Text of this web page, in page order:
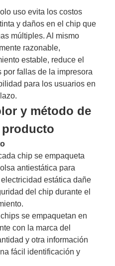
uso evita los costos
y daños en el chip que
múltiples. Al mismo
razonable,
estable, reduce el
fallas de la impresora
para los usuarios en
y método de
chip se empaqueta
antiestática para
estática dañe
del chip durante el
se empaquetan en
con la marca del
y otra información
fácil identificación y